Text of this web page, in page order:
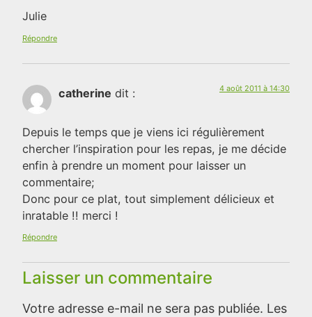
Julie
Répondre
catherine dit : 4 août 2011 à 14:30
Depuis le temps que je viens ici régulièrement
chercher l’inspiration pour les repas, je me décide
enfin à prendre un moment pour laisser un
commentaire;
Donc pour ce plat, tout simplement délicieux et
inratable !! merci !
Répondre
Laisser un commentaire
Votre adresse e-mail ne sera pas publiée. Les